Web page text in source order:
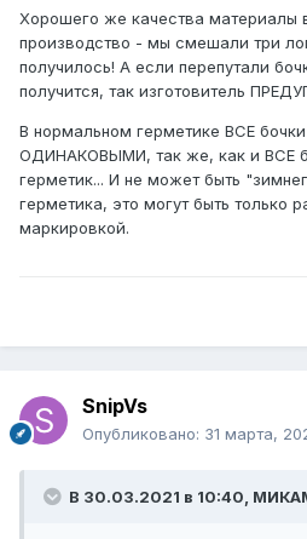
Хорошего же качества материалы
производство - мы смешали три
получилось! А если перепутали
получится, так изготовитель
В нормальном герметике ВСЕ
ОДИНАКОВЫМИ, так же, как и ВСЕ
герметик... И не может быть
герметика, это могут быть только
маркировкой.
SnipVs
Опубликовано: 31 марта,
В 30.03.2021 в 10:40,